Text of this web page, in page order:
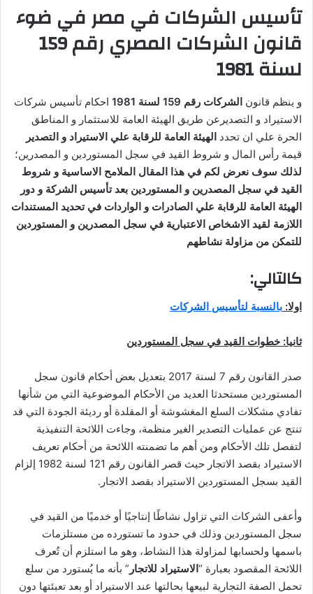
تأسيس الشركات في مصر في ضوء
قانون الشركات المصري رقم 159
لسنة 1981
و ينظم قانون الشركات رقم 159 لسنة 1981
احكام تأسيس شركات
الاستيراد و التصديرعن طريق الهيئة العامة للاستثمار و المناطق
الحرة علي ان تحدد الهيئة العامة للرقابة علي الاستيراد و التصدير
قيمة رأس المال و شروط القيد في سجل المستوردين و المصدرين؛
لذلك سوف نعرض لكم في هذا المقال الملامح الاساسية و شروط
القيد في سجل المصدرين و المستوردين بعد تأسيس الشركة و دور
الهيئة العامة للرقابة علي الصادرات و الواردات في تحديد المستندات
اللازمة لقيد الاشخاص الاعتبارية في سجل المصدرين و المستوردين
للتمكن من مزاولة نشاطهم
كالتالي:
اولا: بالنسبة لتأسيس الشركات
ثانيا: خطوات القيد في سجل المستوردين
صدر القانون رقم 7 لسنة 2017 بتعديل بعض أحكام قانون سجل
المستوردين مستحدثا العديد من الأحكام الموضوعية التي من شأنها
تفادي مشكلات السلع المغشوشة أو المقلدة أو رديئة الجودة التي قد
تنتج عن عمليات التصدير الغير منظمة، وجاءت اللائحة التنفيذية
لتفصل تلك الأحكام ومن أهم ما تضمنته اللائحة من أحكام تعريف
الاستيراد بقصد الاتجار حيث قصر القانون رقم 121 لسنة 1982 إلزام
القيد بسجل المستوردين الاستيراد بقصد الاتجار.
وأعفى الشركات التي تزاول نشاطًا إنتاجيًا أو خدميًا من القيد في
سجل المستوردين وذلك في حدود ما تستورده من مستلزمات
باسمها ولحسابها لمزاولة هذا النشاط، وهو ما استلزم أن تُعرف
اللائحة المقصود بعبارة “ الاستيراد للاتجار ” بأنه ما يُستورد من سلع
تحمل الصفة التجارية لبيعها بحالتها عند الاستيراد أو بعد تعبئتها دون